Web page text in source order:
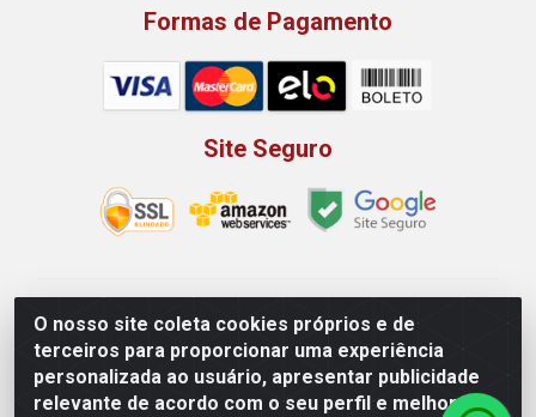
O nosso site coleta cookies próprios e de
terceiros para proporcionar uma experiência
personalizada ao usuário, apresentar publicidade
relevante de acordo com o seu perfil e melhorar a
Formas de Pagamento
Site Seguro
Rio Vermelho Distribuição de Alimentos LTDA - Rodovia
BR, 153, KM 52 N 00 QD 00 LT 16 - Bairro Jardim
Eldorado, Anápolis/GO - CEP 75.045-190 - CNPJ
10.912.900/0002-40